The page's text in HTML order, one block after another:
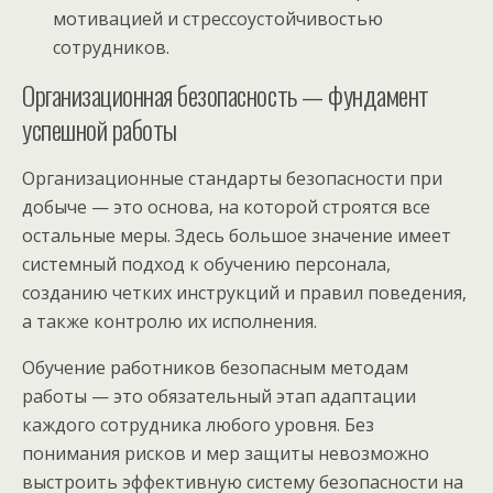
мотивацией и стрессоустойчивостью
сотрудников.
Организационная безопасность — фундамент
успешной работы
Организационные стандарты безопасности при
добыче — это основа, на которой строятся все
остальные меры. Здесь большое значение имеет
системный подход к обучению персонала,
созданию четких инструкций и правил поведения,
а также контролю их исполнения.
Обучение работников безопасным методам
работы — это обязательный этап адаптации
каждого сотрудника любого уровня. Без
понимания рисков и мер защиты невозможно
выстроить эффективную систему безопасности на